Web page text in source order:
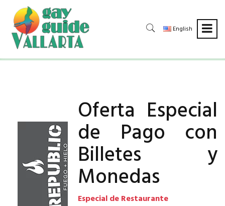
English
Oferta Especial
de Pago con
Billetes y
Monedas
Especial de Restaurante